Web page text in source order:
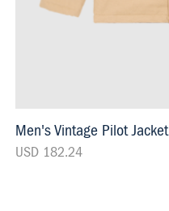
Men's Vintage Pilot Jacket
USD 182.24